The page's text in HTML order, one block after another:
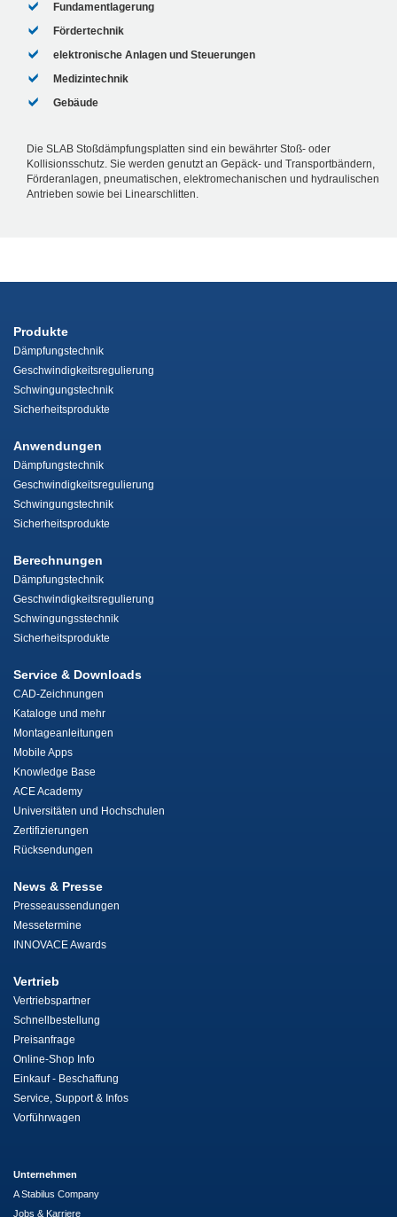
Fundamentlagerung
Fördertechnik
elektronische Anlagen und Steuerungen
Medizintechnik
Gebäude
Die SLAB Stoßdämpfungsplatten sind ein bewährter Stoß- oder
Kollisionsschutz. Sie werden genutzt an Gepäck- und Transportbändern,
Förderanlagen, pneumatischen, elektromechanischen und hydraulischen
Antrieben sowie bei Linearschlitten.
Produkte
Dämpfungstechnik
Geschwindigkeitsregulierung
Schwingungstechnik
Sicherheitsprodukte
Anwendungen
Dämpfungstechnik
Geschwindigkeitsregulierung
Schwingungstechnik
Sicherheitsprodukte
Berechnungen
Dämpfungstechnik
Geschwindigkeitsregulierung
Schwingungsstechnik
Sicherheitsprodukte
Service & Downloads
CAD-Zeichnungen
Kataloge und mehr
Montageanleitungen
Mobile Apps
Knowledge Base
ACE Academy
Universitäten und Hochschulen
Zertifizierungen
Rücksendungen
News & Presse
Presseaussendungen
Messetermine
INNOVACE Awards
Vertrieb
Vertriebspartner
Schnellbestellung
Preisanfrage
Online-Shop Info
Einkauf - Beschaffung
Service, Support & Infos
Vorführwagen
Unternehmen
A Stabilus Company
Jobs & Karriere